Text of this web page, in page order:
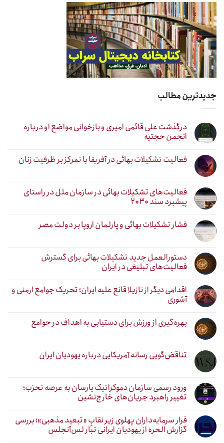
جدیدترین مطالب
درگذشت علی قائمی امیری و بازخوانی مواضع او درباره
انجمن حجتیه
فعالیت تشکیلات بهائی در آفریقا با تمرکز بر ظرفیت زنان
فعالیت‌های تشکیلات بهائی در سازمان ملل در راستای
پیشبرد سند ۲۰۳۰
فشار تشکیلات بهائی و پارلمان اروپا بر دولت مصر
دستورالعمل جدید تشکیلات بهائی برای گسترش
فعالیت‌های تبلیغی در ایران
اقدامی دیگر از نازیلا قانع علیه ایران؛ تحریک جوامع ارمنی و
آشوری
بهره‌گیری از ورزش برای دستیابی به اهداف در جوامع
تناقض‌گویی رسانه آمریکایی درباره یهودیان ایران
ورود رسمی سازمان دموکراتیک یارسان به عرصه تحزب؛
تغییر راهبرد جریان‌های خارج‌نشین
فرار سرمایه‌داران پهلوی زیر نقابِ «تبعید مذهبی»؛ بررسی
گزارش الحره از یهودیان ایرانی تبار لس‌آنجلس